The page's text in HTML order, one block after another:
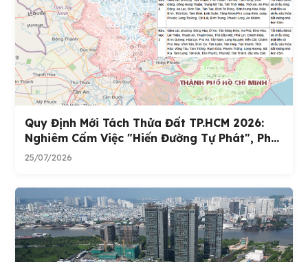
Quy Định Mới Tách Thửa Đất TP.HCM 2026:
Nghiêm Cấm Việc "hiến Đường Tự Phát", Ph...
25/07/2026